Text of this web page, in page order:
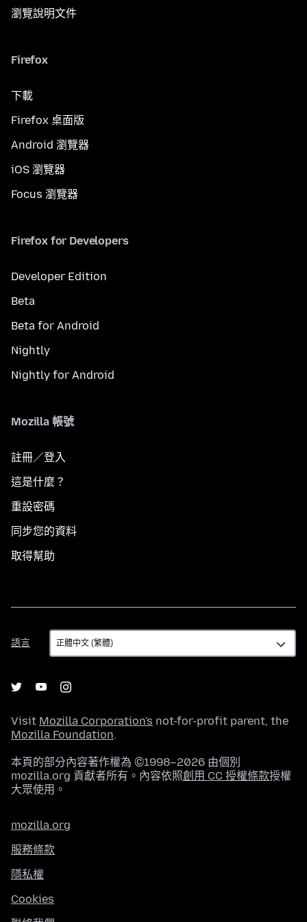
瀏覽說明文件
Firefox
下載
Firefox 桌面版
Android 瀏覽器
iOS 瀏覽器
Focus 瀏覽器
Firefox for Developers
Developer Edition
Beta
Beta for Android
Nightly
Nightly for Android
Mozilla 帳號
註冊／登入
這是什麼？
重設密碼
同步您的資料
取得幫助
語言
語
言
Visit Mozilla Corporation's not-for-profit parent, the
Mozilla Foundation.
本頁的部分內容著作權為 ©1998–2026 由個別
mozilla.org 貢獻者所有。內容依照創用 CC 授權條款授權
大眾使用。
mozilla.org
服務條款
隱私權
Cookies